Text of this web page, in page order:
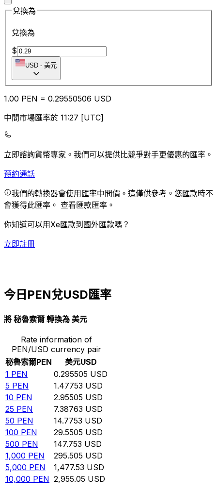
兌換為
兌換為
$
USD - 美元
1.00 PEN = 0.29550506 USD
中間市場匯率於 11:27 [UTC]
立即諮詢貨幣專家。 我們可以提供比競爭對手更優惠的匯率。
預約通話
我們的轉換器會使用匯率中間價。這僅供參考。您匯款時不
會獲得此匯率。 查看匯款匯率。
你知道可以用Xe匯款到國外匯款嗎？
立即註冊
今日PEN兌USD匯率
將 秘魯索爾 轉換為 美元
Rate information of
PEN/USD currency pair
秘魯索爾PEN 美元USD
1 PEN 0.295505 USD
5 PEN 1.47753 USD
10 PEN 2.95505 USD
25 PEN 7.38763 USD
50 PEN 14.7753 USD
100 PEN 29.5505 USD
500 PEN 147.753 USD
1,000 PEN 295.505 USD
5,000 PEN 1,477.53 USD
10,000 PEN 2,955.05 USD